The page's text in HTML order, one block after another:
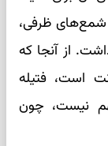
شمع‌های ظرفی،
از آنجا که
است، فتیله
نیست، چون